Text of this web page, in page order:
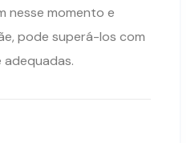
nesse momento e
pode superá-los com
adequadas.